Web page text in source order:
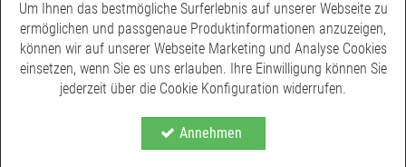
zierenden Holzstern aus, was ihm ein rustikales, doch feierliches
Aussehen verleiht. Die verschiedenen Grüntöne und Muster
dieses Sortiments ermöglichen es, jeden Dekorationsstil zu
ergänzen, sei es modern oder traditionell. Gefertigt zum Hängen,
eignet sich dieser Filz-Tannenbaum ideal für Fenster, Türen oder
Um Ihnen das bestmögliche Surferlebnis auf unserer Webseite zu
ermöglichen und passgenaue Produktinformationen anzuzeigen,
können wir auf unserer Webseite Marketing und Analyse Cookies
einsetzen, wenn Sie es uns erlauben. Ihre Einwilligung können Sie
jederzeit über die Cookie Konfiguration widerrufen.
Annehmen